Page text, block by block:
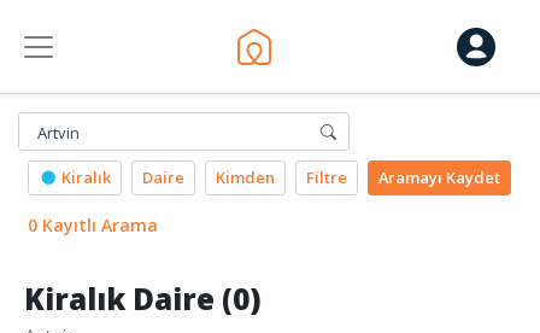
Artvin
Kiralık Daire Kimden Filtre Aramayı Kaydet
0 Kayıtlı Arama
Kiralık Daire (0)